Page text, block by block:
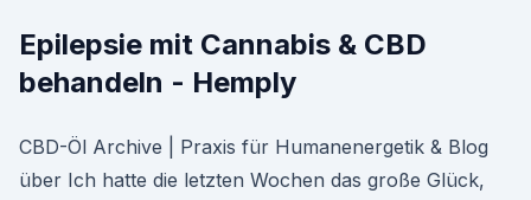
Epilepsie mit Cannabis & CBD
behandeln - Hemply
CBD-Öl Archive | Praxis für Humanenergetik & Blog
über Ich hatte die letzten Wochen das große Glück,